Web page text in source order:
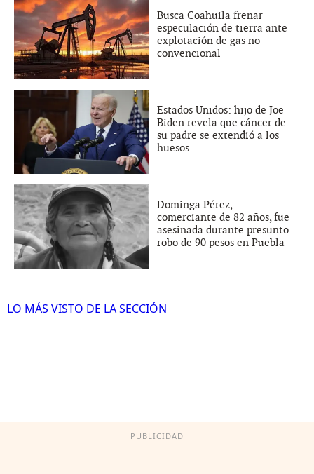
Busca Coahuila frenar
especulación de tierra ante
explotación de gas no
convencional
Estados Unidos: hijo de Joe
Biden revela que cáncer de
su padre se extendió a los
huesos
Dominga Pérez,
comerciante de 82 años, fue
asesinada durante presunto
robo de 90 pesos en Puebla
LO MÁS VISTO DE LA SECCIÓN
PUBLICIDAD